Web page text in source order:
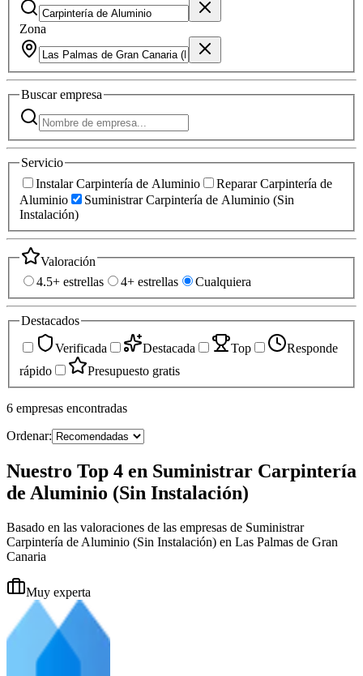
Zona
Buscarempresa
Servicio
Instalar Carpintería de Aluminio
Reparar Carpintería de
Aluminio
Suministrar Carpintería de Aluminio (Sin
Instalación)
Valoración
4.5+ estrellas
4+ estrellas Cualquiera
Destacados
Verificada
Destacada Top
Responde
rápido
Presupuesto gratis
6 empresas encontradas
Ordenar:
Nuestro Top 4 en Suministrar Carpintería
de Aluminio (Sin Instalación)
Basado en las valoraciones de las empresas de Suministrar
Carpintería de Aluminio (Sin Instalación) en Las Palmas de Gran
Canaria
Muy experta